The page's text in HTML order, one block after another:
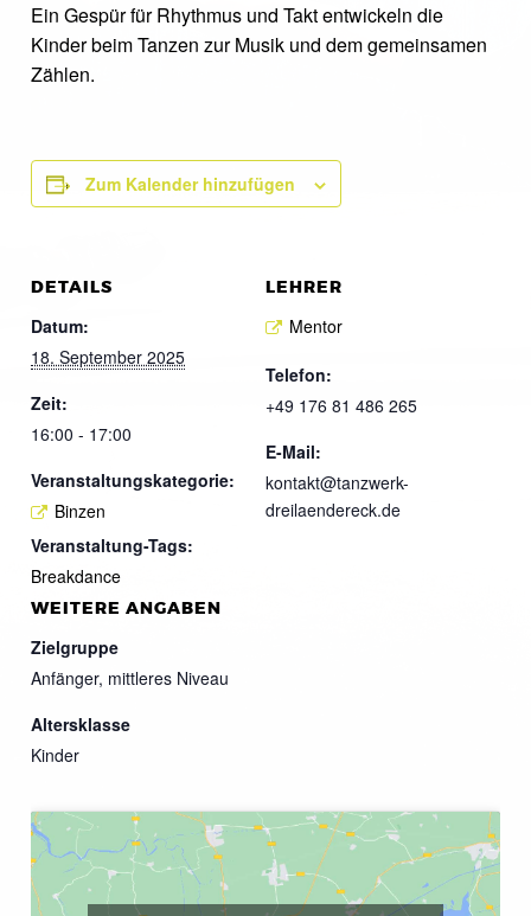
Ein Gespür für Rhythmus und Takt entwickeln die
Kinder beim Tanzen zur Musik und dem gemeinsamen
Zählen.
Zum Kalender hinzufügen
DETAILS
Datum:
18. September 2025
Zeit:
16:00 - 17:00
Veranstaltungskategorie:
Binzen
Veranstaltung-Tags:
Breakdance
LEHRER
Mentor
Telefon:
+49 176 81 486 265
E-Mail:
kontakt@tanzwerk-
dreilaendereck.de
WEITERE ANGABEN
Zielgruppe
Anfänger, mittleres Niveau
Altersklasse
Kinder